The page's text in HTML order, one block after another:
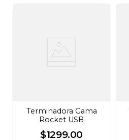
Terminadora Gama
Rocket USB
$1299.00